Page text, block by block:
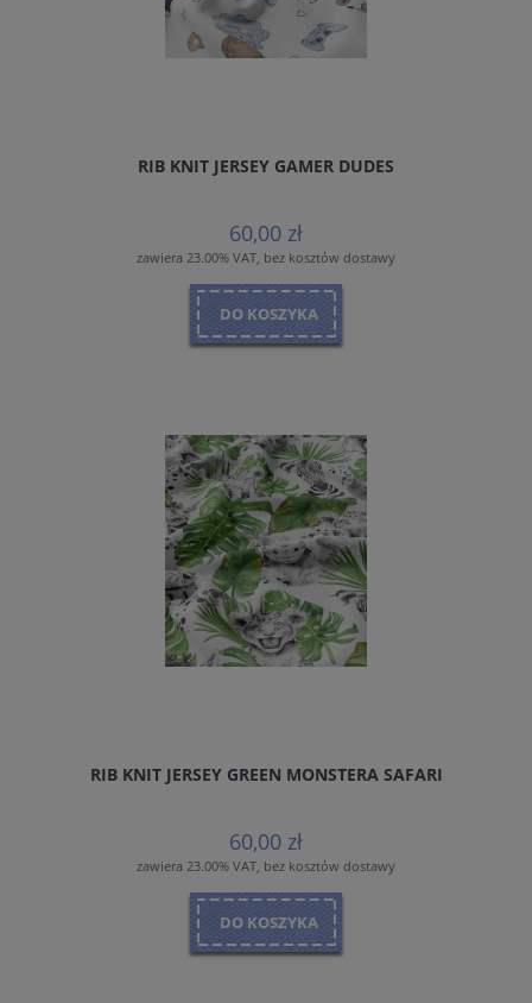
RIB KNIT JERSEY GAMER DUDES
60,00 zł
zawiera 23.00% VAT, bez kosztów dostawy
DO KOSZYKA
RIB KNIT JERSEY GREEN MONSTERA SAFARI
60,00 zł
zawiera 23.00% VAT, bez kosztów dostawy
DO KOSZYKA